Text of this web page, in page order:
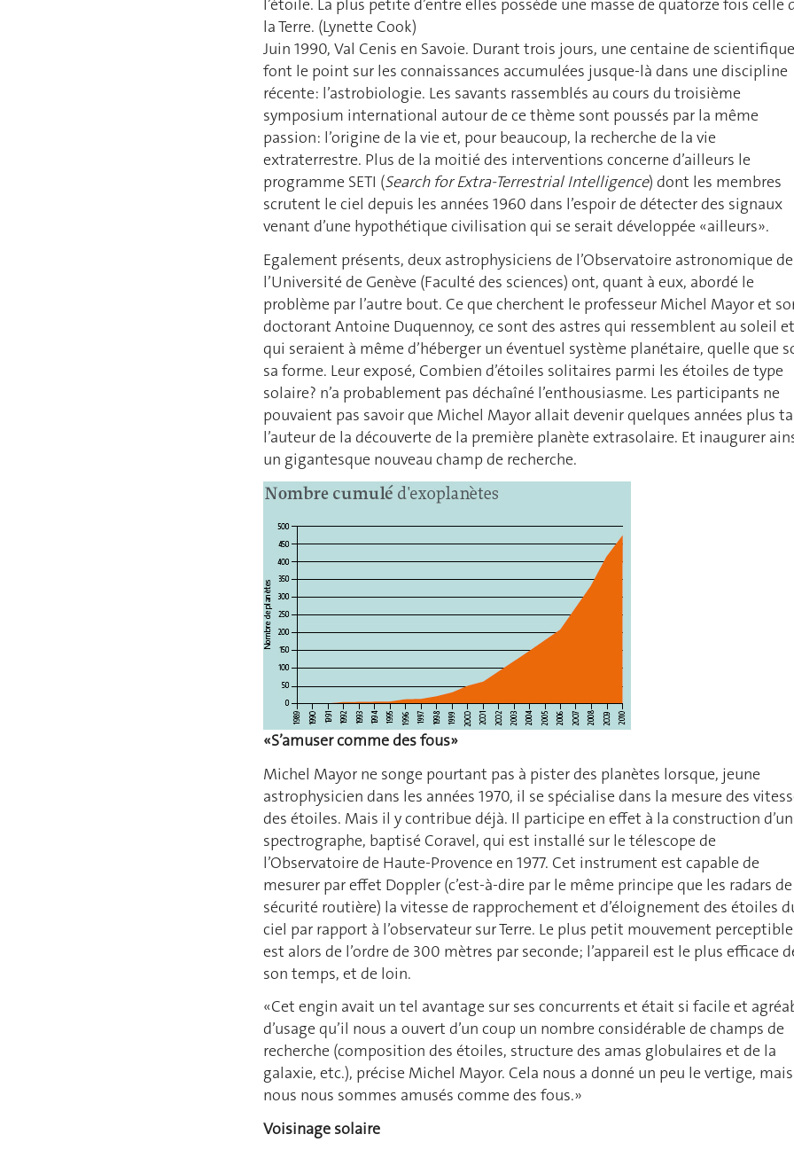
l’étoile. La plus petite d’entre elles possède une masse de quatorze fois celle
la Terre. (Lynette Cook)
Juin 1990, Val Cenis en Savoie. Durant trois jours, une centaine de
font le point sur les connaissances accumulées jusque-là dans une discipline
récente: l’astrobiologie. Les savants rassemblés au cours du troisième
symposium international autour de ce thème sont poussés par la même
passion: l’origine de la vie et, pour beaucoup, la recherche de la vie
extraterrestre. Plus de la moitié des interventions concerne d’ailleurs le
programme SETI (Search for Extra-Terrestrial Intelligence) dont les membres
scrutent le ciel depuis les années 1960 dans l’espoir de détecter des signaux
venant d’une hypothétique civilisation qui se serait développée «ailleurs».
Egalement présents, deux astrophysiciens de l’Observatoire astronomique de
l’Université de Genève (Faculté des sciences) ont, quant à eux, abordé le
problème par l’autre bout. Ce que cherchent le professeur Michel Mayor et
doctorant Antoine Duquennoy, ce sont des astres qui ressemblent au soleil et
qui seraient à même d’héberger un éventuel système planétaire, quelle que
sa forme. Leur exposé, Combien d’étoiles solitaires parmi les étoiles de type
solaire? n’a probablement pas déchaîné l’enthousiasme. Les participants ne
pouvaient pas savoir que Michel Mayor allait devenir quelques années plus
l’auteur de la découverte de la première planète extrasolaire. Et inaugurer
un gigantesque nouveau champ de recherche.
«S’amuser comme des fous»
Michel Mayor ne songe pourtant pas à pister des planètes lorsque, jeune
astrophysicien dans les années 1970, il se spécialise dans la mesure des
des étoiles. Mais il y contribue déjà. Il participe en effet à la construction d’un
spectrographe, baptisé Coravel, qui est installé sur le télescope de
l’Observatoire de Haute-Provence en 1977. Cet instrument est capable de
mesurer par effet Doppler (c’est-à-dire par le même principe que les radars
sécurité routière) la vitesse de rapprochement et d’éloignement des étoiles
ciel par rapport à l’observateur sur Terre. Le plus petit mouvement perceptible
est alors de l’ordre de 300 mètres par seconde; l’appareil est le plus efficace
son temps, et de loin.
«Cet engin avait un tel avantage sur ses concurrents et était si facile et
d’usage qu’il nous a ouvert d’un coup un nombre considérable de champs de
recherche (composition des étoiles, structure des amas globulaires et de la
galaxie, etc.), précise Michel Mayor. Cela nous a donné un peu le vertige, mais
nous nous sommes amusés comme des fous.»
Voisinage solaire